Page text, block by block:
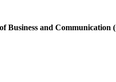
Business and Communication